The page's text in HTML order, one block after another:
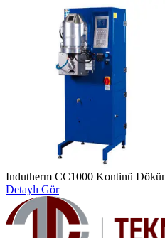
Indutherm CC1000 Kontinü
Detaylı Gör